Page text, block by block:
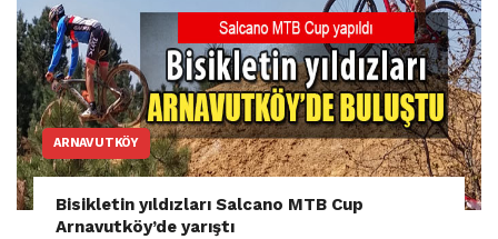
ARNAVUTKÖY
Bisikletin yıldızları Salcano MTB Cup
Arnavutköy’de yarıştı